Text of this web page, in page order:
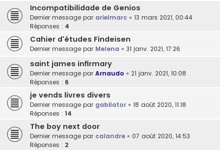
Incompatibilidade de Genios
Dernier message par arielmarc « 13 mars 2021, 00:44
Réponses : 4
Cahier d'études Findeisen
Dernier message par Melena « 31 janv. 2021, 17:26
saint james infirmary
Dernier message par Arnaudo « 21 janv. 2021, 10:08
Réponses : 6
je vends livres divers
Dernier message par gabilator « 18 août 2020, 11:18
Réponses : 14
The boy next door
Dernier message par calandre « 07 août 2020, 14:53
Réponses : 2